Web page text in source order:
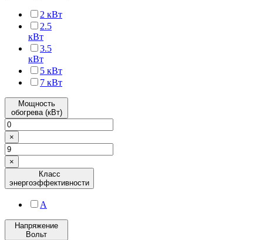
2 кВт
2.5
кВт
3.5
кВт
5 кВт
7 кВт
Мощность
обогрева (кВт)
×
×
Класс
энергоэффективности
A
Напряжение
Вольт